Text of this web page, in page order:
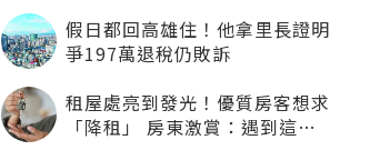
假日都回高雄住！他拿里長證明
爭197萬退稅仍敗訴
租屋處亮到發光！優質房客想求
「降租」 房東激賞：遇到這種